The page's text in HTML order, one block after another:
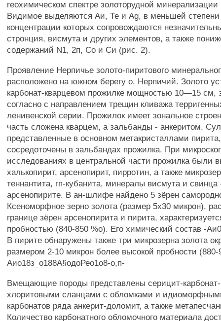
геохимическом спектре золоторудной
Видимое выделяются Аи, Те и Ag, в меньшей
концентрации которых сопровождаются
стронция, висмута и других элементов, а также
содержаний N1, 2п, Со и Си (рис. 2).
Проявление Нерпичье золото-пиритового
расположено на южном берегу о. Нерпичий. Золото
карбонат-кварцевом прожилке мощностью 10—15 см,
согласно с направлением трещин кливажа
ленивенской серии. Прожилок имеет зональное
часть сложена кварцем, а зальбанды - анкеритом.
представленные в основном метакристаллами
сосредоточены в зальбандах прожилка. При
исследованиях в центральной части прожилка были
халькопирит, арсенопирит, пирротин, а также
теннантита, гп-кубанита, минералы висмута и
арсенопирите. В ан-шлифе найдено 5 зёрен
Ксеноморфное зерно золота (размер 5x30 микрон),
границе зёрен арсенопирита и пирита,
пробностью (840-850 %о). Его химический состав -
В пирите обнаружены также три микрозерна золота
размером 2-10 микрон более высокой пробности (880-
Аио18з_о188А§одоРео1о8-о,п-
Вмещающие породы представлены серицит-
хлоритовыми сланцами с обломками и
карбонатов ряда анкерит-доломит, а также
Количество карбонатного обломочного материала